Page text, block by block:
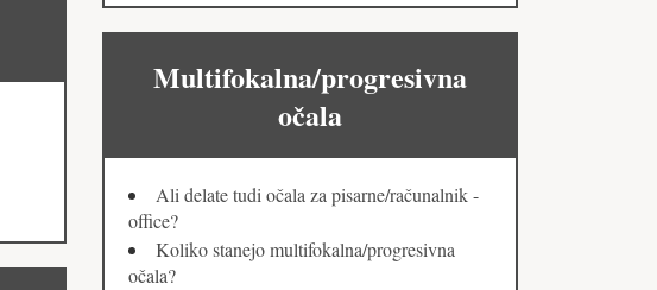
Multifokalna/progresivna
očala
Ali delate tudi očala za pisarne/računalnik -
office?
Koliko stanejo multifokalna/progresivna
očala?